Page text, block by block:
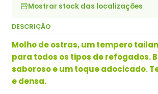
Mostrar stock das localizações
DESCRIÇÃO
Molho de ostras, um tempero
para todos os tipos de refogados.
saboroso e um toque adocicado.
e densa.